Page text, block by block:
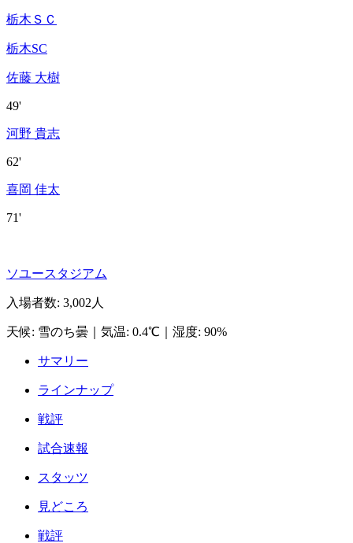
栃木ＳＣ
栃木SC
佐藤 大樹
49'
河野 貴志
62'
喜岡 佳太
71'
ソユースタジアム
入場者数: 3,002人
天候: 雪のち曇 気温: 0.4℃ 湿度: 90%
サマリー
ラインナップ
戦評
試合速報
スタッツ
見どころ
戦評